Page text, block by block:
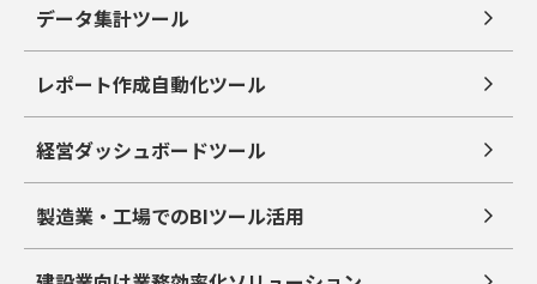
データ集計ツール
レポート作成自動化ツール
経営ダッシュボードツール
製造業・工場でのBIツール活用